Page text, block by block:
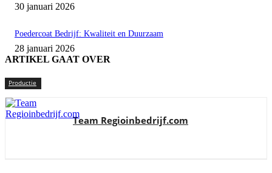
30 januari 2026
Poedercoat Bedrijf: Kwaliteit en Duurzaam
28 januari 2026
ARTIKEL GAAT OVER
Productie
Team Regioinbedrijf.com